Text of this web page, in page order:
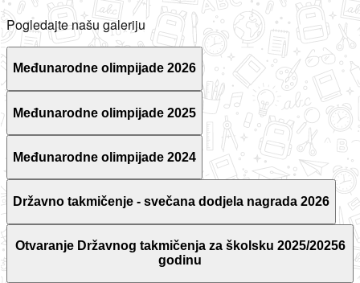
Pogledajte našu galeriju
Međunarodne olimpijade 2026
Međunarodne olimpijade 2025
Međunarodne olimpijade 2024
Državno takmičenje - svečana dodjela nagrada 2026
Otvaranje Državnog takmičenja za školsku 2025/20256
godinu